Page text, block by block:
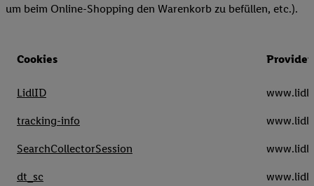
um beim Online-Shopping den Warenkorb zu befüllen, etc.).
Cookies
LidlID
tracking-info
SearchCollectorSession
dt_sc